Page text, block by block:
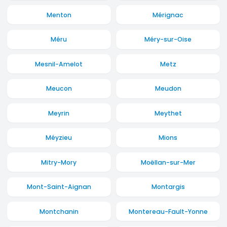
Menton Mérignac
Méru Méry-sur-Oise
Mesnil-Amelot Metz
Meucon Meudon
Meyrin Meythet
Méyzieu Mions
Mitry-Mory Moëllan-sur-Mer
Mont-Saint-Aignan Montargis
Montchanin Montereau-Fault-Yonne